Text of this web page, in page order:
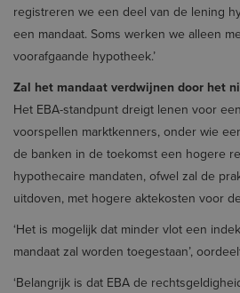
registreren we een deel van de lening
een mandaat. Soms werken we alleen
voorafgaande hypotheek.’
Zal het mandaat verdwijnen door het
Het EBA-standpunt dreigt lenen voor
voorspellen marktkenners, onder wie
de banken in de toekomst een hogere
hypothecaire mandaten, ofwel zal de
uitdoven, met hogere akte­kosten voor
‘Het is mogelijk dat minder vlot een
mandaat zal worden toegestaan’,
‘Belangrijk is dat EBA de